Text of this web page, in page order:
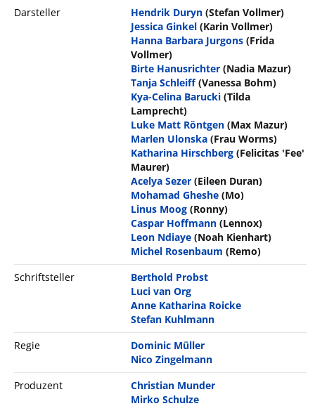
Darsteller
Hendrik Duryn (Stefan Vollmer)
Jessica Ginkel (Karin Vollmer)
Hanna Barbara Jurgons (Frida
Vollmer)
Birte Hanusrichter (Nadia Mazur)
Tanja Schleiff (Vanessa Bohm)
Kya-Celina Barucki (Tilda
Lamprecht)
Luke Matt Röntgen (Max Mazur)
Marlen Ulonska (Frau Worms)
Katharina Hirschberg (Felicitas 'Fee'
Maurer)
Acelya Sezer (Eileen Duran)
Mohamad Gheshe (Mo)
Linus Moog (Ronny)
Caspar Hoffmann (Lennox)
Leon Ndiaye (Noah Kienhart)
Michel Rosenbaum (Remo)
Schriftsteller
Berthold Probst
Luci van Org
Anne Katharina Roicke
Stefan Kuhlmann
Regie
Dominic Müller
Nico Zingelmann
Produzent
Christian Munder
Mirko Schulze